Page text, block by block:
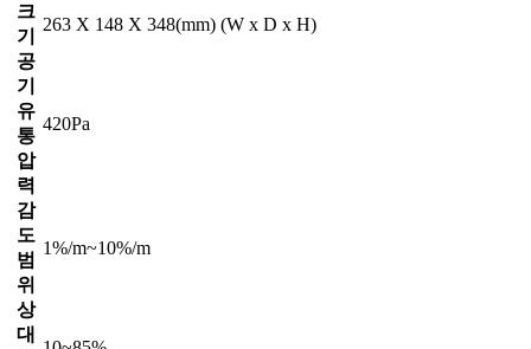
크
기
263 X 148 X 348(mm) (W x D x H)
공
기
유
통
압
력
420Pa
감
도
범
위
1%/m~10%/m
상
대